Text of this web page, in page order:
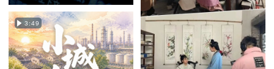
3:49